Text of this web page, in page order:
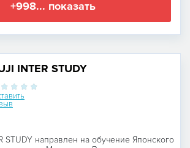
+998... показать
INTER STUDY
STUDY направлен на обучение Японского